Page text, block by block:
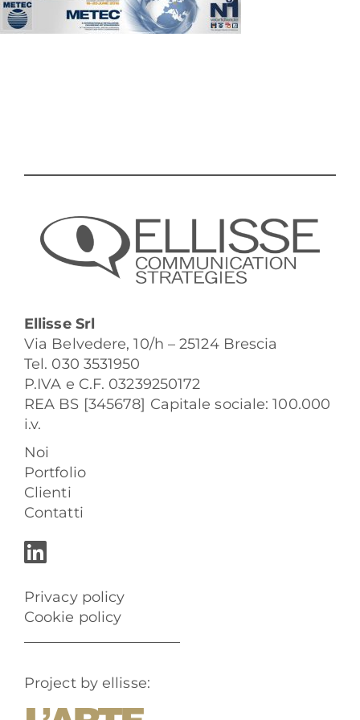
Ellisse Srl
Via Belvedere, 10/h – 25124 Brescia
Tel. 030 3531950
P.IVA e C.F. 03239250172
REA BS [345678] Capitale sociale: 100.000
i.v.
Noi
Portfolio
Clienti
Contatti
Privacy policy
Cookie policy
Project by ellisse: